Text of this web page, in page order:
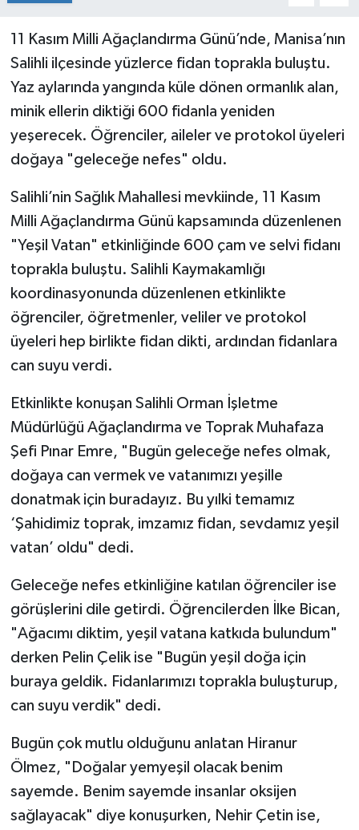
11 Kasım Milli Ağaçlandırma Günü’nde, Manisa’nın
Salihli ilçesinde yüzlerce fidan toprakla buluştu.
Yaz aylarında yangında küle dönen ormanlık alan,
minik ellerin diktiği 600 fidanla yeniden
yeşerecek. Öğrenciler, aileler ve protokol üyeleri
doğaya "geleceğe nefes" oldu.
Salihli’nin Sağlık Mahallesi mevkiinde, 11 Kasım
Milli Ağaçlandırma Günü kapsamında düzenlenen
"Yeşil Vatan" etkinliğinde 600 çam ve selvi fidanı
toprakla buluştu. Salihli Kaymakamlığı
koordinasyonunda düzenlenen etkinlikte
öğrenciler, öğretmenler, veliler ve protokol
üyeleri hep birlikte fidan dikti, ardından fidanlara
can suyu verdi.
Etkinlikte konuşan Salihli Orman İşletme
Müdürlüğü Ağaçlandırma ve Toprak Muhafaza
Şefi Pınar Emre, "Bugün geleceğe nefes olmak,
doğaya can vermek ve vatanımızı yeşille
donatmak için buradayız. Bu yılki temamız
‘Şahidimiz toprak, imzamız fidan, sevdamız yeşil
vatan’ oldu" dedi.
Geleceğe nefes etkinliğine katılan öğrenciler ise
görüşlerini dile getirdi. Öğrencilerden İlke Bican,
"Ağacımı diktim, yeşil vatana katkıda bulundum"
derken Pelin Çelik ise "Bugün yeşil doğa için
buraya geldik. Fidanlarımızı toprakla buluşturup,
can suyu verdik" dedi.
Bugün çok mutlu olduğunu anlatan Hiranur
Ölmez, "Doğalar yemyeşil olacak benim
sayemde. Benim sayemde insanlar oksijen
sağlayacak" diye konuşurken, Nehir Çetin ise,